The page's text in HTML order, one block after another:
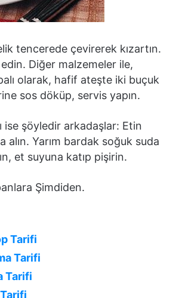
tencerede çevirerek kızartın.
Diğer malzemeler ile,
olarak, hafif ateşte iki buçuk
sos döküp, servis yapın.
ise şöyledir arkadaşlar: Etin
alın. Yarım bardak soğuk suda
et suyuna katıp pişirin.
Şimdiden.
Tarifi
Tarifi
Tarifi